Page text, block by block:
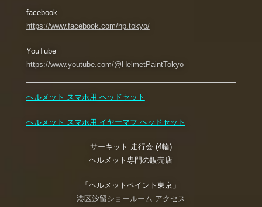
facebook
https://www.facebook.com/hp.tokyo/
YouTube
https://www.youtube.com/@HelmetPaintTokyo
ヘルメット スマホ用 ヘッドセット
ヘルメット スマホ用 イヤーマフ ヘッドセット
サーキット 走行会 (4輪)
ヘルメット専門の販売店
「ヘルメットペイント東京」
港区汐留ショールーム アクセス